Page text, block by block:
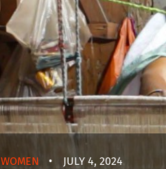
WOMEN • JULY 4, 2024